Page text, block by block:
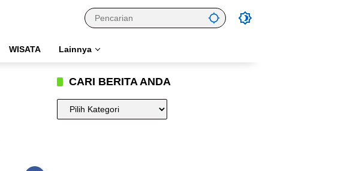
WISATA Lainnya
CARI BERITA ANDA
CARI
BERITA